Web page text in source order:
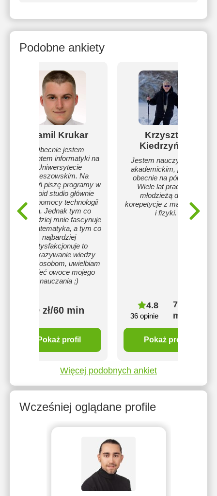
Podobne ankiety
Kamil Krukar
Obecnie jestem
studentem informatyki na
Uniwersytecie
Rzeszowskim. Na
codzień piszę programy w
android studio głównie
przy pomocy technologii
java. Jednak tym co
najbardziej mnie fascynuje
jest matematyka, a tym co
najbardziej
satysfakcjonuje to
przekazywanie wiedzy
innym osobom, uwielbiam
widzieć owoce mojego
nauczania ;)
50 zł/60 min
Pokaż profil
Krzysztof
Kiedrzyński
Jestem nauczycielem
akademickim, pracuję
obecnie na półetacie.
Wiele lat pracuję z
młodzieżą dając
korepetycje z matematyki
i fizyki.
4.8
36 opinie
70 zł/60
min
Pokaż profil
Więcej podobnych ankiet
Wcześniej oglądane profile